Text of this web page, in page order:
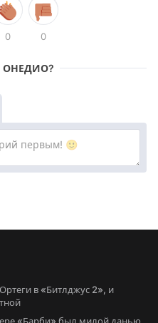
0 0
ОНЕДИО?
в «Битлджус 2», и